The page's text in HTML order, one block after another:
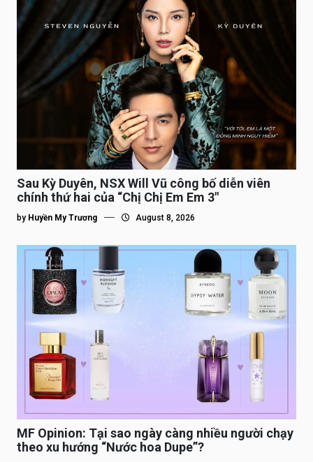
Sau Kỳ Duyên, NSX Will Vũ công bố diễn viên
chính thứ hai của “Chị Chị Em Em 3″
by Huyền My Trương August 8, 2026
MF Opinion: Tại sao ngày càng nhiều người chạy
theo xu hướng “Nước hoa Dupe”?